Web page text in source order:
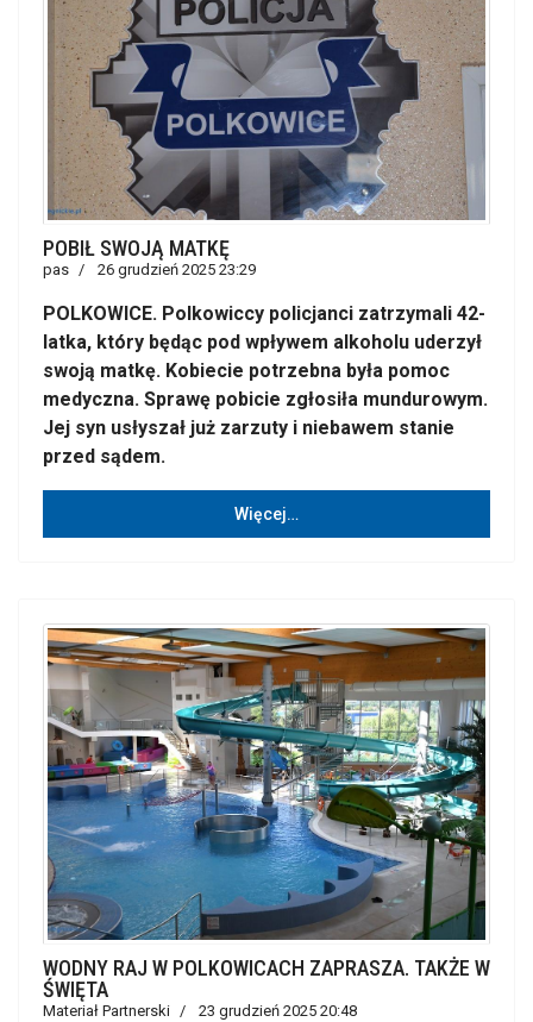
POBIŁ SWOJĄ MATKĘ
pas 26 grudzień 2025 23:29
POLKOWICE. Polkowiccy policjanci zatrzymali 42-
latka, który będąc pod wpływem alkoholu uderzył
swoją matkę. Kobiecie potrzebna była pomoc
medyczna. Sprawę pobicie zgłosiła mundurowym.
Jej syn usłyszał już zarzuty i niebawem stanie
przed sądem.
Więcej…
WODNY RAJ W POLKOWICACH ZAPRASZA. TAKŻE W
ŚWIĘTA
Materiał Partnerski 23 grudzień 2025 20:48